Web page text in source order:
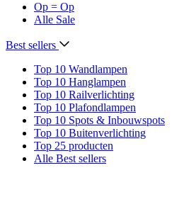
Op = Op
Alle Sale
Best sellers
Top 10 Wandlampen
Top 10 Hanglampen
Top 10 Railverlichting
Top 10 Plafondlampen
Top 10 Spots & Inbouwspots
Top 10 Buitenverlichting
Top 25 producten
Alle Best sellers